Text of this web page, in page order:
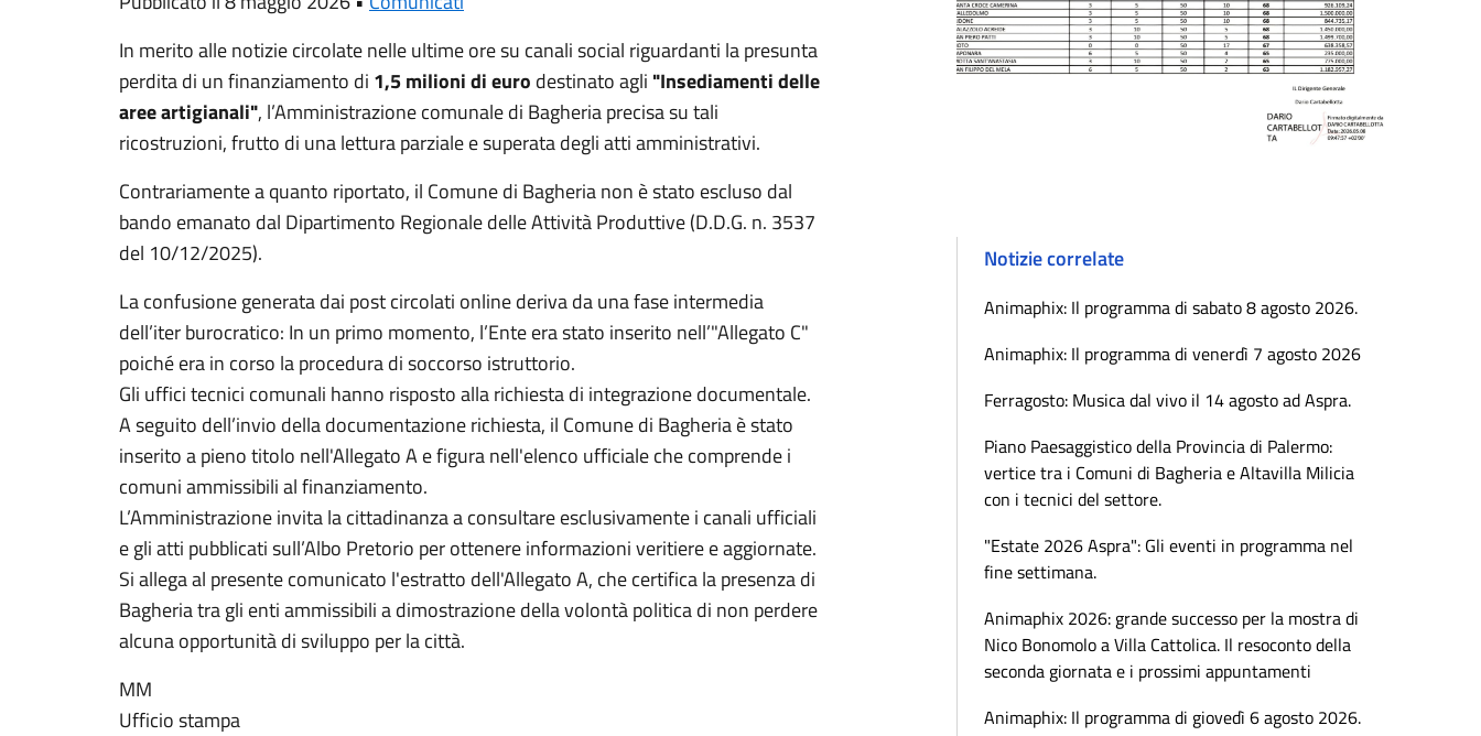
In merito alle notizie circolate nelle ultime ore su canali social riguardanti la presunta
perdita di un finanziamento di 1,5 milioni di euro destinato agli "Insediamenti delle
aree artigianali", l’Amministrazione comunale di Bagheria precisa su tali
ricostruzioni, frutto di una lettura parziale e superata degli atti amministrativi.
Contrariamente a quanto riportato, il Comune di Bagheria non è stato escluso dal
bando emanato dal Dipartimento Regionale delle Attività Produttive (D.D.G. n. 3537
del 10/12/2025).
La confusione generata dai post circolati online deriva da una fase intermedia
dell’iter burocratico: In un primo momento, l’Ente era stato inserito nell’"Allegato C"
poiché era in corso la procedura di soccorso istruttorio.
Gli uffici tecnici comunali hanno risposto alla richiesta di integrazione documentale.
A seguito dell’invio della documentazione richiesta, il Comune di Bagheria è stato
inserito a pieno titolo nell'Allegato A e figura nell'elenco ufficiale che comprende i
comuni ammissibili al finanziamento.
L’Amministrazione invita la cittadinanza a consultare esclusivamente i canali ufficiali
e gli atti pubblicati sull’Albo Pretorio per ottenere informazioni veritiere e aggiornate.
Si allega al presente comunicato l'estratto dell'Allegato A, che certifica la presenza di
Bagheria tra gli enti ammissibili a dimostrazione della volontà politica di non perdere
alcuna opportunità di sviluppo per la città.
MM
Ufficio stampa
Notizie correlate
Animaphix: Il programma di sabato 8 agosto 2026.
Animaphix: Il programma di venerdì 7 agosto 2026
Ferragosto: Musica dal vivo il 14 agosto ad Aspra.
Piano Paesaggistico della Provincia di Palermo:
vertice tra i Comuni di Bagheria e Altavilla Milicia
con i tecnici del settore.
"Estate 2026 Aspra": Gli eventi in programma nel
fine settimana.
Animaphix 2026: grande successo per la mostra di
Nico Bonomolo a Villa Cattolica. Il resoconto della
seconda giornata e i prossimi appuntamenti
Animaphix: Il programma di giovedì 6 agosto 2026.